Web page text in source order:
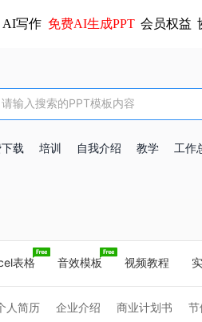
AI写作 免费AI生成PPT 会员权益
下载 培训 自我介绍 教学 工作
表格 音效模板 视频教程
人简历 企业介绍 商业计划书 节